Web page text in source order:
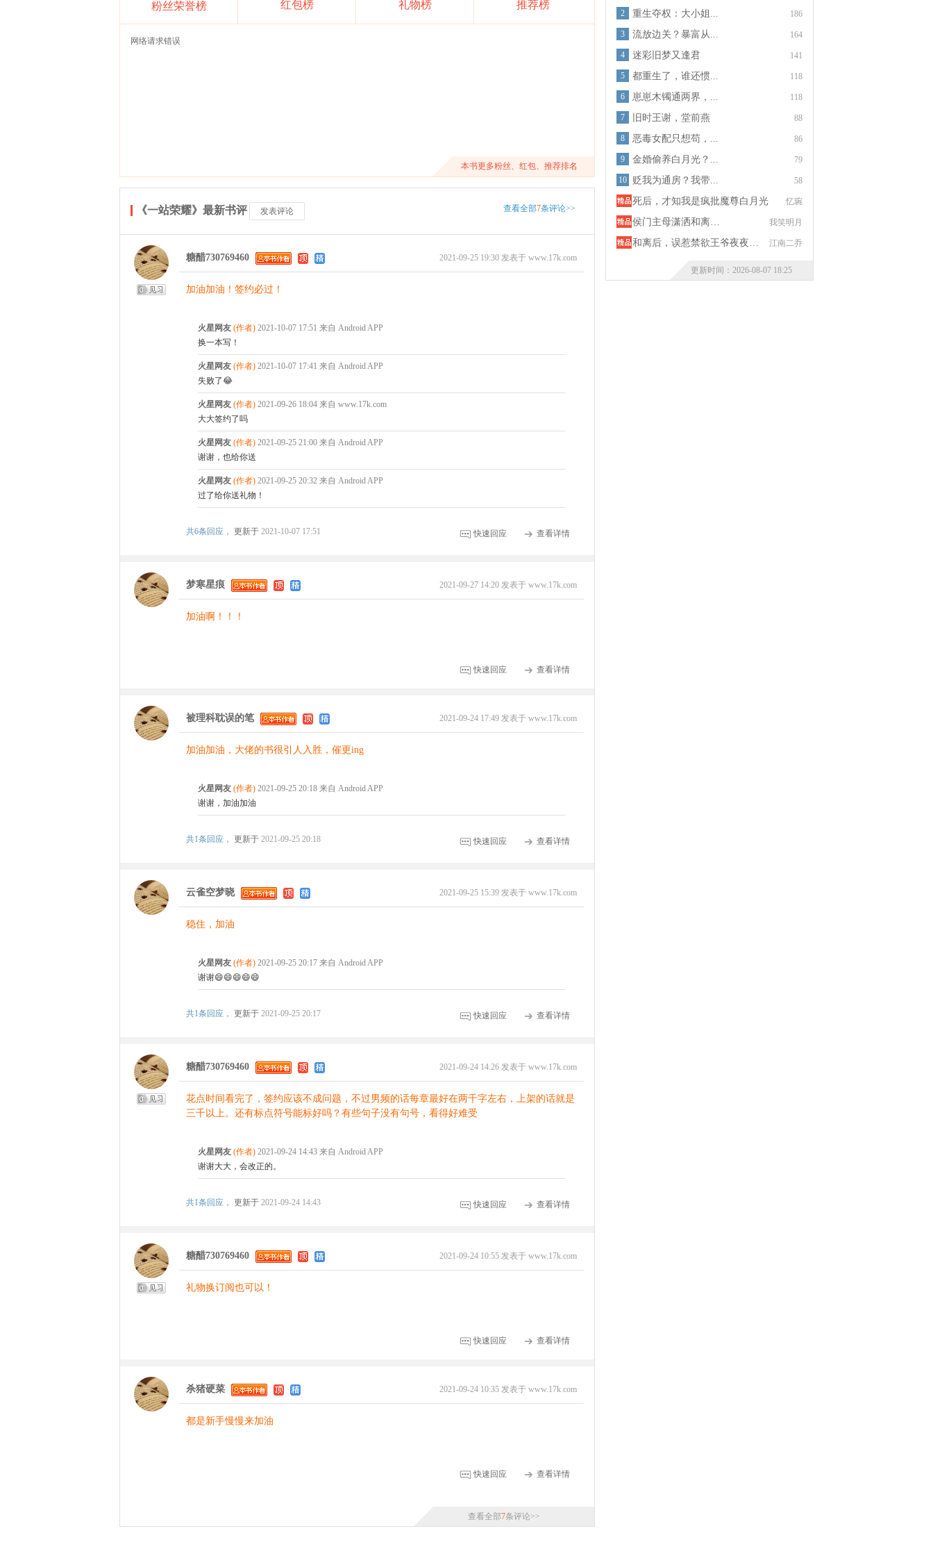
粉丝荣誉榜 红包榜 礼物榜 推荐榜
网络请求错误
本书更多粉丝、红包、推荐排名
查看全部7条评论>>
《一站荣耀》最新书评 发表评论
2021-09-25 19:30 发表于 www.17k.com
糖醋730769460
加油加油！签约必过！
火星网友 (作者) 2021-10-07 17:51 来自 Android APP
换一本写！
火星网友 (作者) 2021-10-07 17:41 来自 Android APP
失败了😂
火星网友 (作者) 2021-09-26 18:04 来自 www.17k.com
大大签约了吗
火星网友 (作者) 2021-09-25 21:00 来自 Android APP
谢谢，也给你送
火星网友 (作者) 2021-09-25 20:32 来自 Android APP
过了给你送礼物！
快速回应 查看详情
共6条回应， 更新于 2021-10-07 17:51
2021-09-27 14:20 发表于 www.17k.com
梦寒星痕
加油啊！！！
快速回应 查看详情
2021-09-24 17:49 发表于 www.17k.com
被理科耽误的笔
加油加油，大佬的书很引人入胜，催更ing
火星网友 (作者) 2021-09-25 20:18 来自 Android APP
谢谢，加油加油
快速回应 查看详情
共1条回应， 更新于 2021-09-25 20:18
2021-09-25 15:39 发表于 www.17k.com
云雀空梦晓
稳住，加油
火星网友 (作者) 2021-09-25 20:17 来自 Android APP
谢谢😄😄😄😄😄
快速回应 查看详情
共1条回应， 更新于 2021-09-25 20:17
2021-09-24 14:26 发表于 www.17k.com
糖醋730769460
花点时间看完了，签约应该不成问题，不过男频的话每章最好在两千字左右，上架的话就是
三千以上。还有标点符号能标好吗？有些句子没有句号，看得好难受
火星网友 (作者) 2021-09-24 14:43 来自 Android APP
谢谢大大，会改正的。
快速回应 查看详情
共1条回应， 更新于 2021-09-24 14:43
2021-09-24 10:55 发表于 www.17k.com
糖醋730769460
礼物换订阅也可以！
快速回应 查看详情
2021-09-24 10:35 发表于 www.17k.com
杀猪硬菜
都是新手慢慢来加油
快速回应 查看详情
查看全部7条评论>>
186
2 重生夺权：大小姐...
164
3 流放边关？暴富从...
141
4 迷彩旧梦又逢君
118
5 都重生了，谁还惯...
118
6 崽崽木镯通两界，...
88
7 旧时王谢，堂前燕
86
8 恶毒女配只想苟，...
79
9 金婚偷养白月光？...
58
10 贬我为通房？我带...
忆琬
死后，才知我是疯批魔尊白月光
我笑明月
侯门主母潇洒和离…
江南二乔
和离后，误惹禁欲王爷夜夜…
更新时间：2026-08-07 18:25